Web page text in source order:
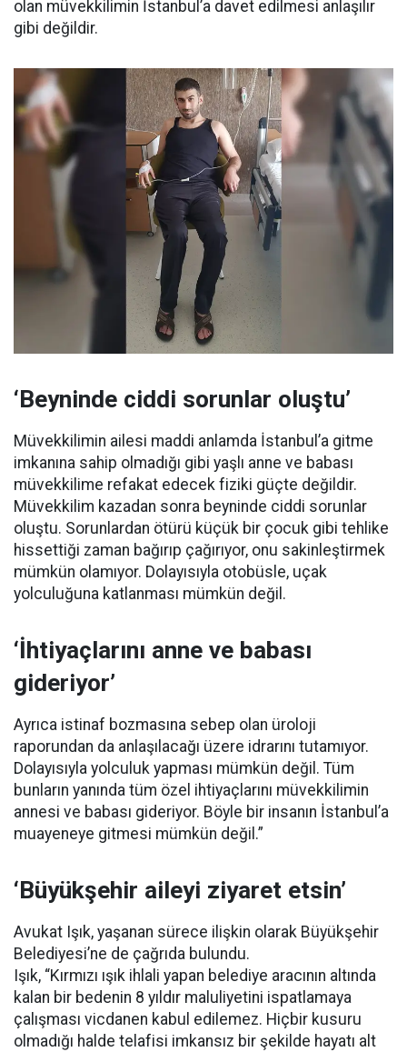
olan müvekkilimin İstanbul’a davet edilmesi anlaşılır
gibi değildir.
‘Beyninde ciddi sorunlar oluştu’
Müvekkilimin ailesi maddi anlamda İstanbul’a gitme
imkanına sahip olmadığı gibi yaşlı anne ve babası
müvekkilime refakat edecek fiziki güçte değildir.
Müvekkilim kazadan sonra beyninde ciddi sorunlar
oluştu. Sorunlardan ötürü küçük bir çocuk gibi tehlike
hissettiği zaman bağırıp çağırıyor, onu sakinleştirmek
mümkün olamıyor. Dolayısıyla otobüsle, uçak
yolculuğuna katlanması mümkün değil.
‘İhtiyaçlarını anne ve babası
gideriyor’
Ayrıca istinaf bozmasına sebep olan üroloji
raporundan da anlaşılacağı üzere idrarını tutamıyor.
Dolayısıyla yolculuk yapması mümkün değil. Tüm
bunların yanında tüm özel ihtiyaçlarını müvekkilimin
annesi ve babası gideriyor. Böyle bir insanın İstanbul’a
muayeneye gitmesi mümkün değil.”
‘Büyükşehir aileyi ziyaret etsin’
Avukat Işık, yaşanan sürece ilişkin olarak Büyükşehir
Belediyesi’ne de çağrıda bulundu.
Işık, “Kırmızı ışık ihlali yapan belediye aracının altında
kalan bir bedenin 8 yıldır maluliyetini ispatlamaya
çalışması vicdanen kabul edilemez. Hiçbir kusuru
olmadığı halde telafisi imkansız bir şekilde hayatı alt